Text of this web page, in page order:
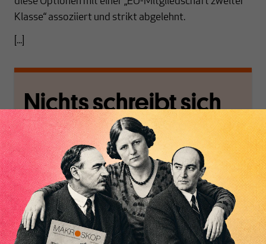
Klasse“ assoziiert und strikt abgelehnt.
[...]
Nichts schreibt sich
von allein!
Nur für Abonnenten
MAKROSKOP analysiert
wirtschaftspolitische
Themen aus einer
postkeynesianischen
Wir verlassen die
journalistische Filterblase,
in der sich viele
eingerichtet haben. Wir